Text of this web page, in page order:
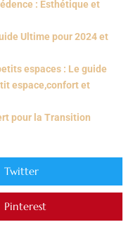
: Esthétique et
Ultime pour 2024 et
espaces : Le guide
espace,confort et
pour la Transition
Twitter
Pinterest